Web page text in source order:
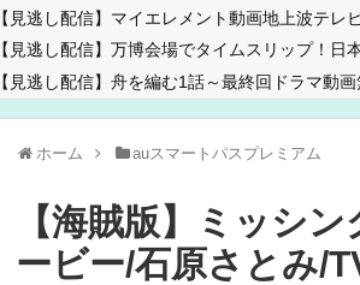
【見逃し配信】マイエレメント動画地上波テレ
【見逃し配信】万博会場でタイムスリップ！
【見逃し配信】舟を編む1話～最終回ドラマ動
ホーム auスマートパスプレミアム
【海賊版】ミッシ
ービー/石原さとみ/